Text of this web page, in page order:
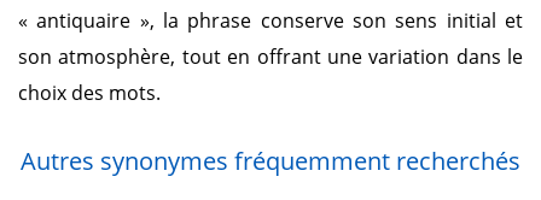
« antiquaire », la phrase conserve son sens initial et
son atmosphère, tout en offrant une variation dans le
choix des mots.
Autres synonymes fréquemment recherchés